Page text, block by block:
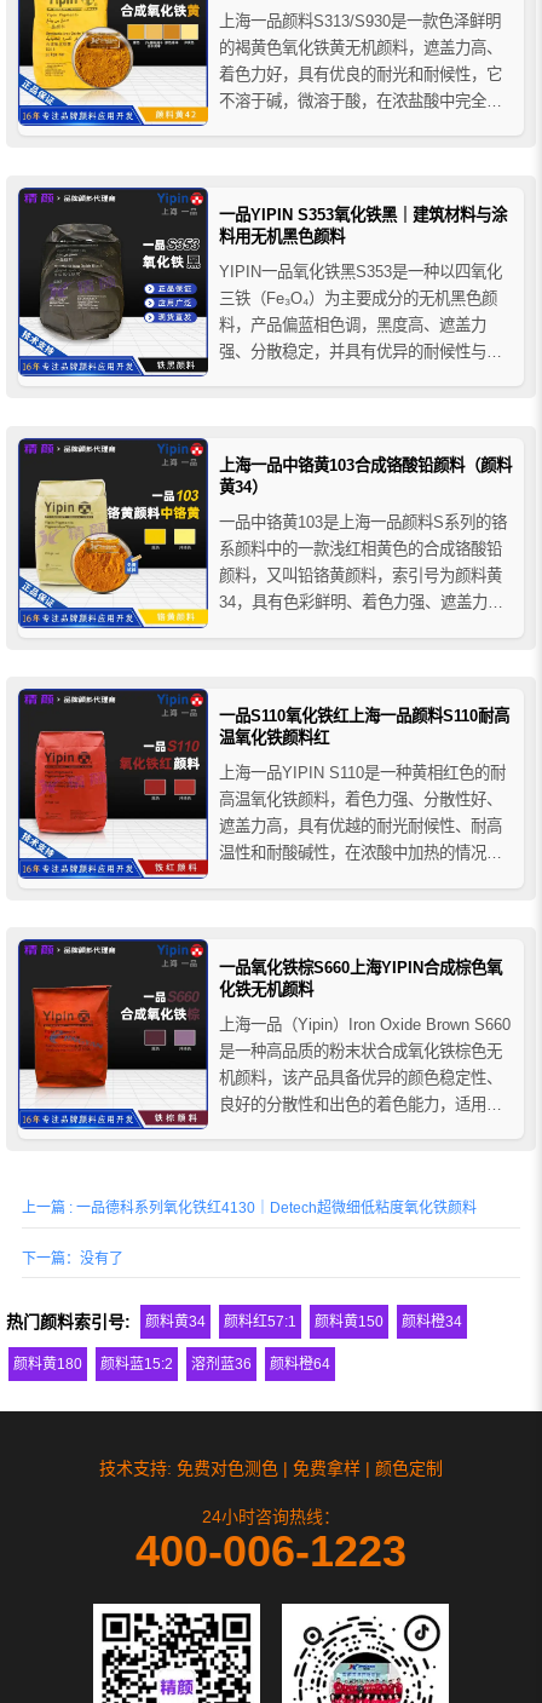
上海一品颜料S313/S930是一款色泽鲜明
的褐黄色氧化铁黄无机颜料，遮盖力高、
着色力好，具有优良的耐光和耐候性，它
不溶于碱，微溶于酸，在浓盐酸中完全溶
于建材、涂料、塑料、橡胶、油墨等领
域...
一品YIPIN S353氧化铁黑｜建筑材料与涂
料用无机黑色颜料
YIPIN一品氧化铁黑S353是一种以四氧化
三铁（Fe₃O₄）为主要成分的无机黑色颜
料，产品偏蓝相色调，黑度高、遮盖力
强、分散稳定，并具有优异的耐候性与耐
域。
上海一品中铬黄103合成铬酸铅颜料（颜料
黄34）
一品中铬黄103是上海一品颜料S系列的铬
系颜料中的一款浅红相黄色的合成铬酸铅
颜料，又叫铅铬黄颜料，索引号为颜料黄
34，具有色彩鲜明、着色力强、遮盖力
一品S110氧化铁红上海一品颜料S110耐高
温氧化铁颜料红
上海一品YIPIN S110是一种黄相红色的耐
高温氧化铁颜料，着色力强、分散性好、
遮盖力高，具有优越的耐光耐候性、耐高
温性和耐酸碱性，在浓酸中加热的情况下
一品氧化铁棕S660上海YIPIN合成棕色氧
化铁无机颜料
上海一品（Yipin）Iron Oxide Brown S660
是一种高品质的粉末状合成氧化铁棕色无
机颜料，该产品具备优异的颜色稳定性、
良好的分散性和出色的着色能力，适用于
上一篇 : 一品德科系列氧化铁红4130｜Detech超微细低粘度氧化铁颜料
下一篇：没有了
热门颜料索引号: 颜料黄34 颜料红57:1 颜料黄150 颜料橙34
颜料黄180 颜料蓝15:2 溶剂蓝36 颜料橙64
技术支持: 免费对色测色 | 免费拿样 | 颜色定制
24小时咨询热线：
400-006-1223